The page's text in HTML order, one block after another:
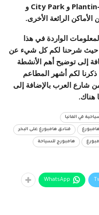
المثال Alster Lake و Plantin-en-Bloomin و City Park و
الواردة في هذا
حيث شرحنا لكم كل شيء عن
إلى توضيح أهم الأنشطة
ذكرنا لكم أشهر المطاعم
شارع العرب بالإضافة إلى
هناك.
في المانيا
فنادق هامبورغ على البحر
هامبورج للسياحة
WhatsApp